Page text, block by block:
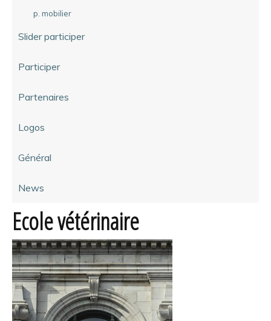
p. mobilier
Slider participer
Participer
Partenaires
Logos
Général
News
Ecole vétérinaire